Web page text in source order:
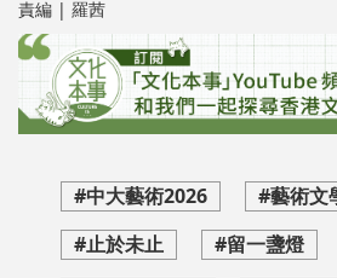
責編 | 羅茜
#中大藝術2026
#藝術文
#止於未止
#留一盞燈